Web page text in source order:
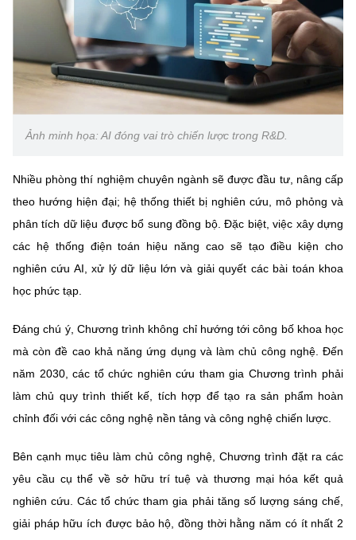
Năng lượng nguyên tử
Nhiệm vụ trọng tâm
Chọn ngôn ngữ
English
BỘ KHOA HỌC VÀ CÔNG NGHỆ
MINISTRY OF SCIENCE AND TECHNOLOGY
Điều khoản sử dụng Theo dõi MST: Góp ý
Cơ quan chủ quản: Bộ Khoa học và Công nghệ (MST)
Chịu trách nhiệm nội dung: Nguyễn Thị Hải Hằng
Liên hệ
Địa chỉ: Ban Biên tập Cổng TTĐT - 18 Nguyễn Du, TP. Hà Nội
Điện thoại: 024 3936 9506
©2026 Bản quyền thuộc Bộ Khoa Học và Công Nghệ
(Ghi rõ nguồn "https://mst.gov.vn" khi phát hành lại thông tin từ
Ảnh minh họa: AI đóng vai trò chiến lược trong R&D.
Nhiều phòng thí nghiệm chuyên ngành sẽ được đầu tư, nâng cấp
theo hướng hiện đại; hệ thống thiết bị nghiên cứu, mô phỏng và
phân tích dữ liệu được bổ sung đồng bộ. Đặc biệt, việc xây dựng
các hệ thống điện toán hiệu năng cao sẽ tạo điều kiện cho
nghiên cứu AI, xử lý dữ liệu lớn và giải quyết các bài toán khoa
học phức tạp.
Đáng chú ý, Chương trình không chỉ hướng tới công bố khoa học
mà còn đề cao khả năng ứng dụng và làm chủ công nghệ. Đến
năm 2030, các tổ chức nghiên cứu tham gia Chương trình phải
làm chủ quy trình thiết kế, tích hợp để tạo ra sản phẩm hoàn
chỉnh đối với các công nghệ nền tảng và công nghệ chiến lược.
Bên cạnh mục tiêu làm chủ công nghệ, Chương trình đặt ra các
yêu cầu cụ thể về sở hữu trí tuệ và thương mại hóa kết quả
nghiên cứu. Các tổ chức tham gia phải tăng số lượng sáng chế,
giải pháp hữu ích được bảo hộ, đồng thời hằng năm có ít nhất 2